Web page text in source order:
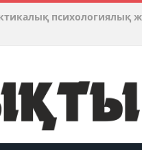
психологиялық